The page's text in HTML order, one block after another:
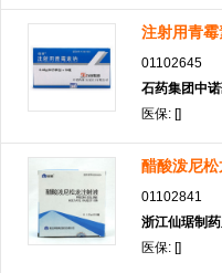
注射用青霉
01102645
石药集团中
医保: []
醋酸泼尼
01102841
浙江仙琚制
医保: []